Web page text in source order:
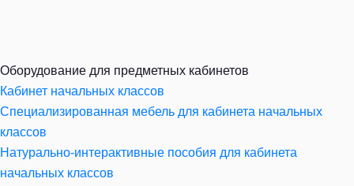
Оборудование для предметных кабинетов
Кабинет начальных классов
Специализированная мебель для кабинета начальных
классов
Натурально-интерактивные пособия для кабинета
начальных классов